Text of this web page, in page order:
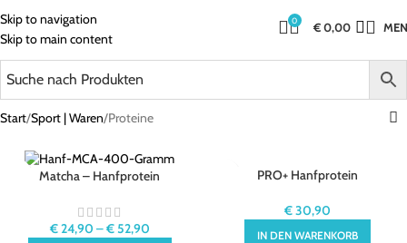
Skip to navigation
Skip to main content
0 €0,00
Start Sport | Waren Proteine
Matcha – Hanfprotein
€24,90 –€52,90
PRO+ Hanfprotein
€30,90
IN DEN WARENKORB